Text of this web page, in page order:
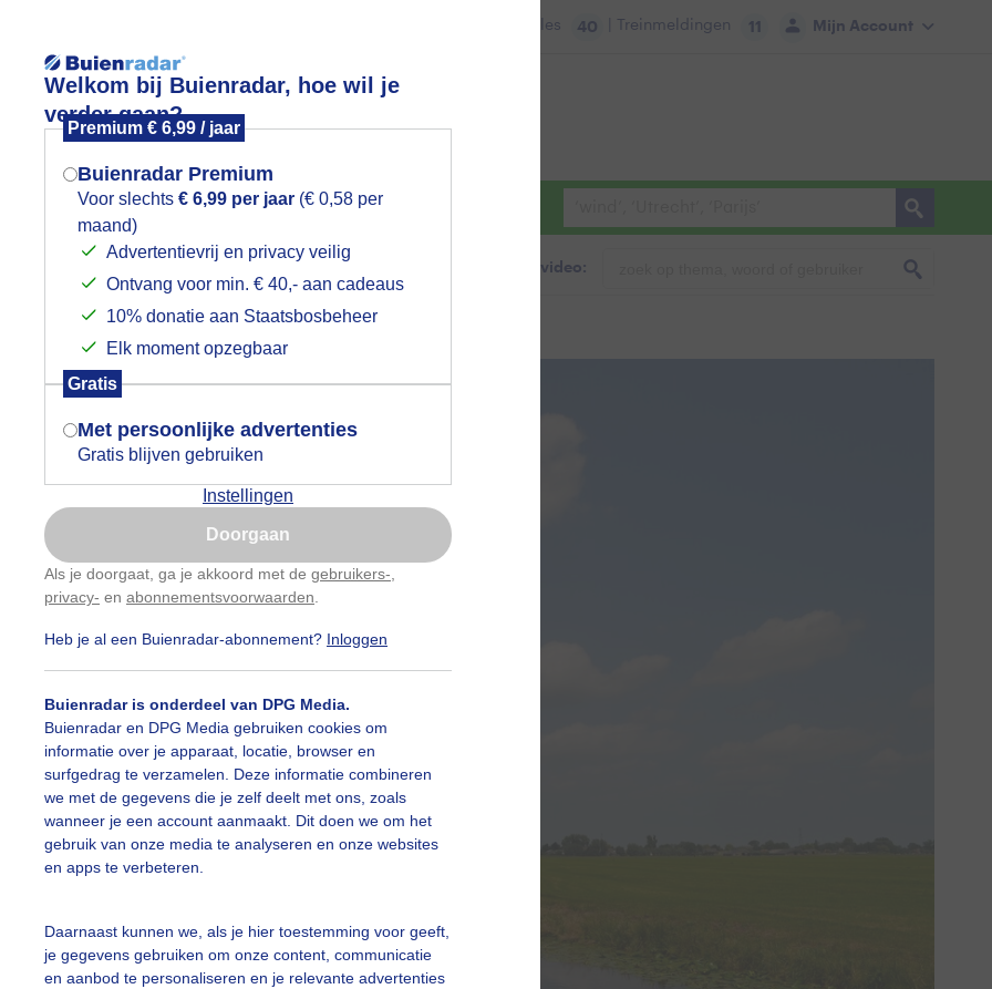
Welkom bij Buienradar, hoe wil je
verder gaan?
Premium € 6,99 / jaar
Buienradar Premium
Voor slechts € 6,99 per jaar (€ 0,58 per
maand)
Advertentievrij en privacy veilig
Ontvang voor min. € 40,- aan cadeaus
10% donatie aan Staatsbosbeheer
Elk moment opzegbaar
Gratis
Met persoonlijke advertenties
Gratis blijven gebruiken
Instellingen
Doorgaan
Als je doorgaat, ga je akkoord met de gebruikers-
privacy- en abonnementsvoorwaarden
Heb je al een Buienradar-abonnement? Inloggen
Buienradar is onderdeel van DPG Media.
Buienradar en DPG Media gebruiken cookies om
informatie over je apparaat, locatie, browser en
surfgedrag te verzamelen. Deze informatie combineren
we met de gegevens die je zelf deelt met ons, zoals
wanneer je een account aanmaakt. Dit doen we om het
gebruik van onze media te analyseren en onze websites
en apps te verbeteren.
Daarnaast kunnen we, als je hier toestemming voor geeft,
je gegevens gebruiken om onze content, communicatie
en aanbod te personaliseren en je relevante advertenties
Mijn Account
Files 40 | Treinmeldingen 11
Foto en video Weerzine
Zoeken in foto & video:
Mogen we je locatie gebruiken voor
het weer?
Indien je hier nog geen akkoord op hebt
gegeven, verschijnt er zo een pop-up uit
je browser waarin deze toestemming
gevraagd wordt.
Is goed, toon de popup
Nu niet, misschien later
Gebruik je Safari en wil je niet elke dag deze pop-up
Klikhierom dit aan te passen